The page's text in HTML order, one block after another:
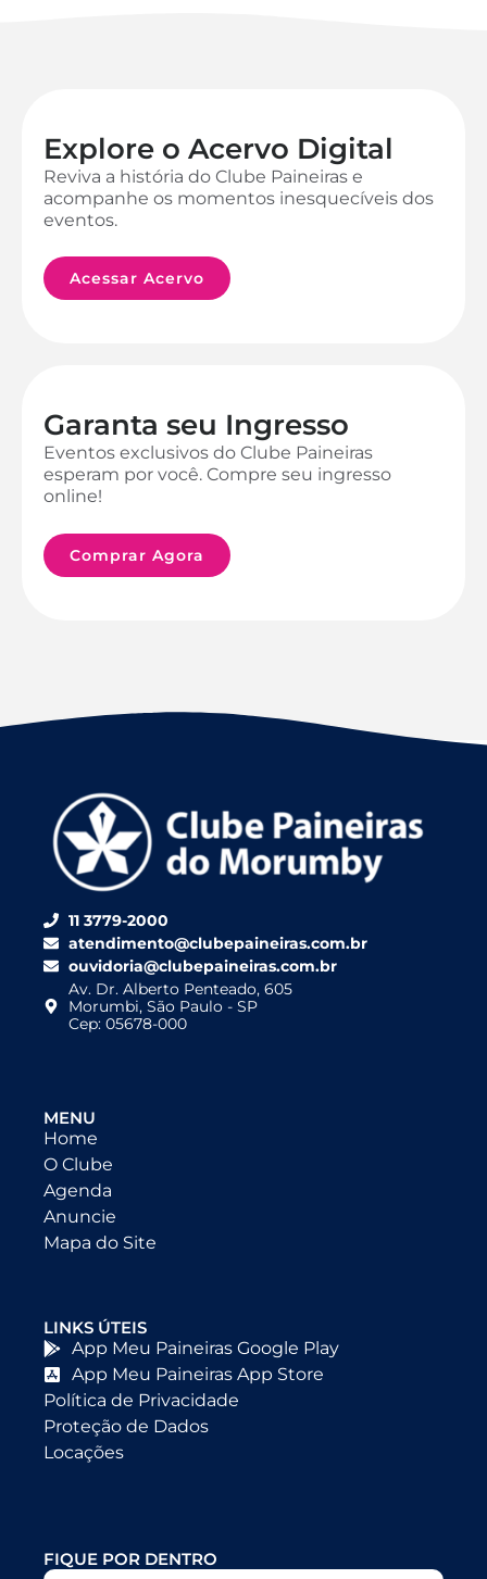
Explore o Acervo Digital
Reviva a história do Clube Paineiras e
acompanhe os momentos inesquecíveis dos
eventos.
Acessar Acervo
Garanta seu Ingresso
Eventos exclusivos do Clube Paineiras
esperam por você. Compre seu ingresso
online!
Comprar Agora
11 3779-2000
atendimento@clubepaineiras.com.br
ouvidoria@clubepaineiras.com.br
Av. Dr. Alberto Penteado, 605
Morumbi, São Paulo - SP
Cep: 05678-000
MENU
Home
O Clube
Agenda
Anuncie
Mapa do Site
LINKS ÚTEIS
App Meu Paineiras Google Play
App Meu Paineiras App Store
Política de Privacidade
Proteção de Dados
Locações
FIQUE POR DENTRO